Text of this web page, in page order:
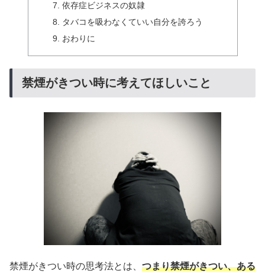
依存症ビジネスの奴隷
タバコを吸わなくていい自分を誇ろう
おわりに
禁煙がきつい時に考えてほしいこと
禁煙がきつい時の思考法とは、 つまり禁煙がきつい、ある